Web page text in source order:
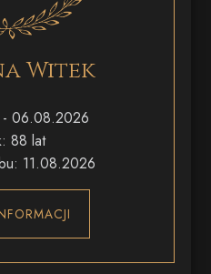
Witek
06.08.2026
88 lat
11.08.2026